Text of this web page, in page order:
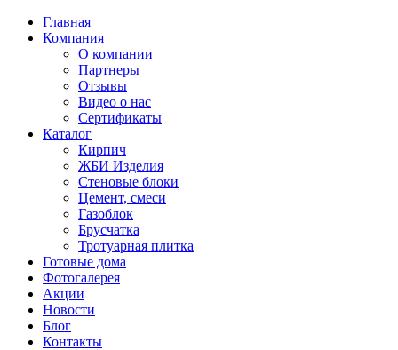
Главная
Компания
О компании
Партнеры
Отзывы
Видео о нас
Сертификаты
Каталог
Кирпич
ЖБИ Изделия
Стеновые блоки
Цемент, смеси
Газоблок
Брусчатка
Тротуарная плитка
Готовые дома
Фотогалерея
Акции
Новости
Блог
Контакты